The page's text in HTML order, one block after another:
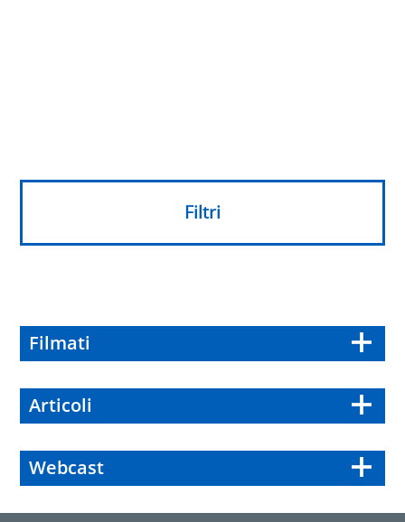
Filtri
Filmati
Articoli
Webcast